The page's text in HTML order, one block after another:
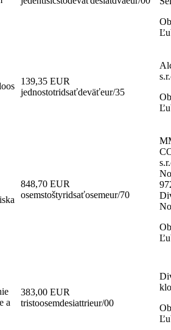
139,35 EUR
jednostotridsaťdeväťeur/35
848,70 EUR
osemstoštyridsaťosemeur/70
a
383,00 EUR
tristoosemdesiattrieur/00